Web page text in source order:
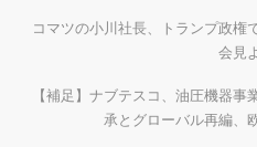
コマツの小川社長、トランプ政権
会見
【補足】ナブテスコ、油圧機器
承とグローバル再編、